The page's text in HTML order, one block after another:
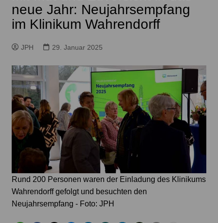
neue Jahr: Neujahrsempfang
im Klinikum Wahrendorff
JPH 29. Januar 2025
Rund 200 Personen waren der Einladung des Klinikums
Wahrendorff gefolgt und besuchten den
Neujahrsempfang - Foto: JPH